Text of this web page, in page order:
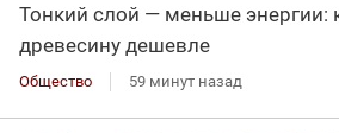
Тонкий слой — меньше энергии:
древесину дешевле
Общество 59 минут назад